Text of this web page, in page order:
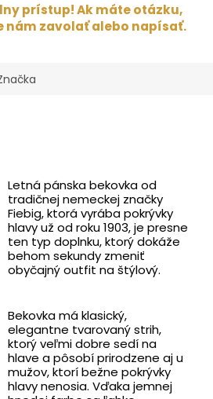
prístup! Ak máte otázku,
nám zavolať alebo napísať.
Letná pánska bekovka od
tradičnej nemeckej značky
Fiebig, ktorá vyrába pokrývky
hlavy už od roku 1903, je presne
ten typ doplnku, ktorý dokáže
behom sekundy zmeniť
obyčajný outfit na štýlový.
Bekovka má klasický,
elegantne tvarovaný strih,
ktorý veľmi dobre sedí na
hlave a pôsobí prirodzene aj u
mužov, ktorí bežne pokrývky
hlavy nenosia. Vďaka jemnej